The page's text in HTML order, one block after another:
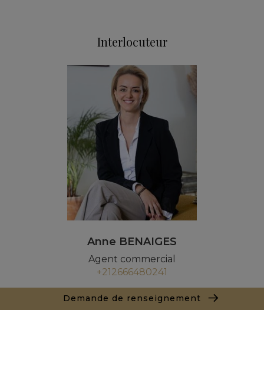
Demande de renseignement
Interlocuteur
Anne BENAIGES
Agent commercial
+212666480241
Agence Marrakech
Local n° 3, Hivernage, Angle Av. Moulay El Hassan